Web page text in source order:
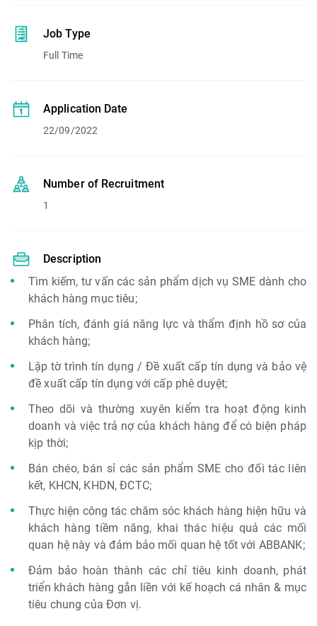
Job Type
Full Time
Application Date
22/09/2022
Number of Recruitment
1
Description
Tìm kiếm, tư vấn các sản phẩm dịch vụ SME dành cho
khách hàng mục tiêu;
Phân tích, đánh giá năng lực và thẩm định hồ sơ của
khách hàng;
Lập tờ trình tín dụng / Đề xuất cấp tín dụng và bảo vệ
đề xuất cấp tín dụng với cấp phê duyệt;
Theo dõi và thường xuyên kiểm tra hoạt động kinh
doanh và việc trả nợ của khách hàng để có biện pháp
kịp thời;
Bán chéo, bán sỉ các sản phẩm SME cho đối tác liên
kết, KHCN, KHDN, ĐCTC;
Thực hiện công tác chăm sóc khách hàng hiện hữu và
khách hàng tiềm năng, khai thác hiệu quả các mối
quan hệ này và đảm bảo mối quan hệ tốt với ABBANK;
Đảm bảo hoàn thành các chỉ tiêu kinh doanh, phát
triển khách hàng gắn liền với kế hoạch cá nhân & mục
tiêu chung của Đơn vị.